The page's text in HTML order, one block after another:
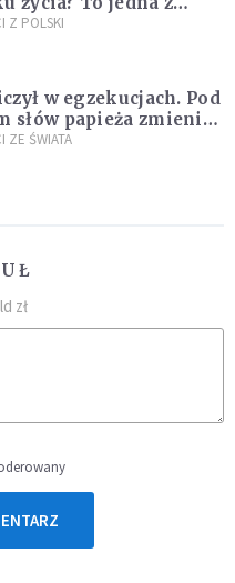
programu "Rozwój
Z POLSKI
w egzekucjach. Pod
słów papieża zmienił
ZE ŚWIATA
zł